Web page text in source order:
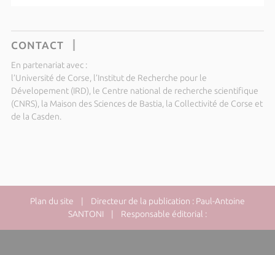
CONTACT
En partenariat avec :
l’Université de Corse, l’Institut de Recherche pour le
Dévelopement (IRD), le Centre national de recherche scientifique
(CNRS), la Maison des Sciences de Bastia, la Collectivité de Corse et
de la Casden.
Plan du site | Directeur de la publication : Paul-Antoine
SANTONI | Responsable éditorial :